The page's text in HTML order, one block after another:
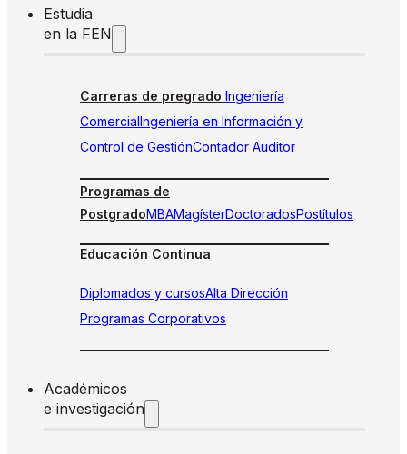
Estudia
en la FEN
Carreras de pregrado Ingeniería
ComercialIngeniería en Información y
Control de GestiónContador Auditor
Programas de
PostgradoMBAMagísterDoctoradosPostítulos
Educación Continua
Diplomados y cursosAlta Dirección
Programas Corporativos
Académicos
e investigación